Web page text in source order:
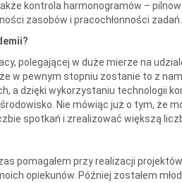
kontrola harmonogramów –
zasobów i pracochłonności zadań.
polegającej w duże mierze na
w pewnym stopniu zostanie to z
a dzięki wykorzystaniu technologii
Nie mówiąc już o tym, że
spotkań i zrealizować większą
pomagałem przy realizacji
opiekunów. Później zostałem